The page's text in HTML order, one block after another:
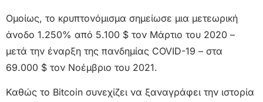
Ομοίως, το κρυπτονόμισμα σημείωσε μια μετεωρική
άνοδο 1.250% από 5.100 $ τον Μάρτιο του 2020 –
μετά την έναρξη της πανδημίας COVID-19 – στα
69.000 $ τον Νοέμβριο του 2021.
Καθώς το Bitcoin συνεχίζει να ξαναγράφει την ιστορία